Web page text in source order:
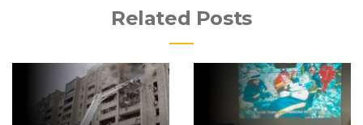
Related Posts